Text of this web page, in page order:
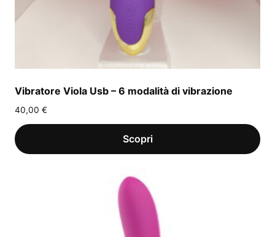
Vibratore Viola Usb – 6 modalità di vibrazione
40,00 €